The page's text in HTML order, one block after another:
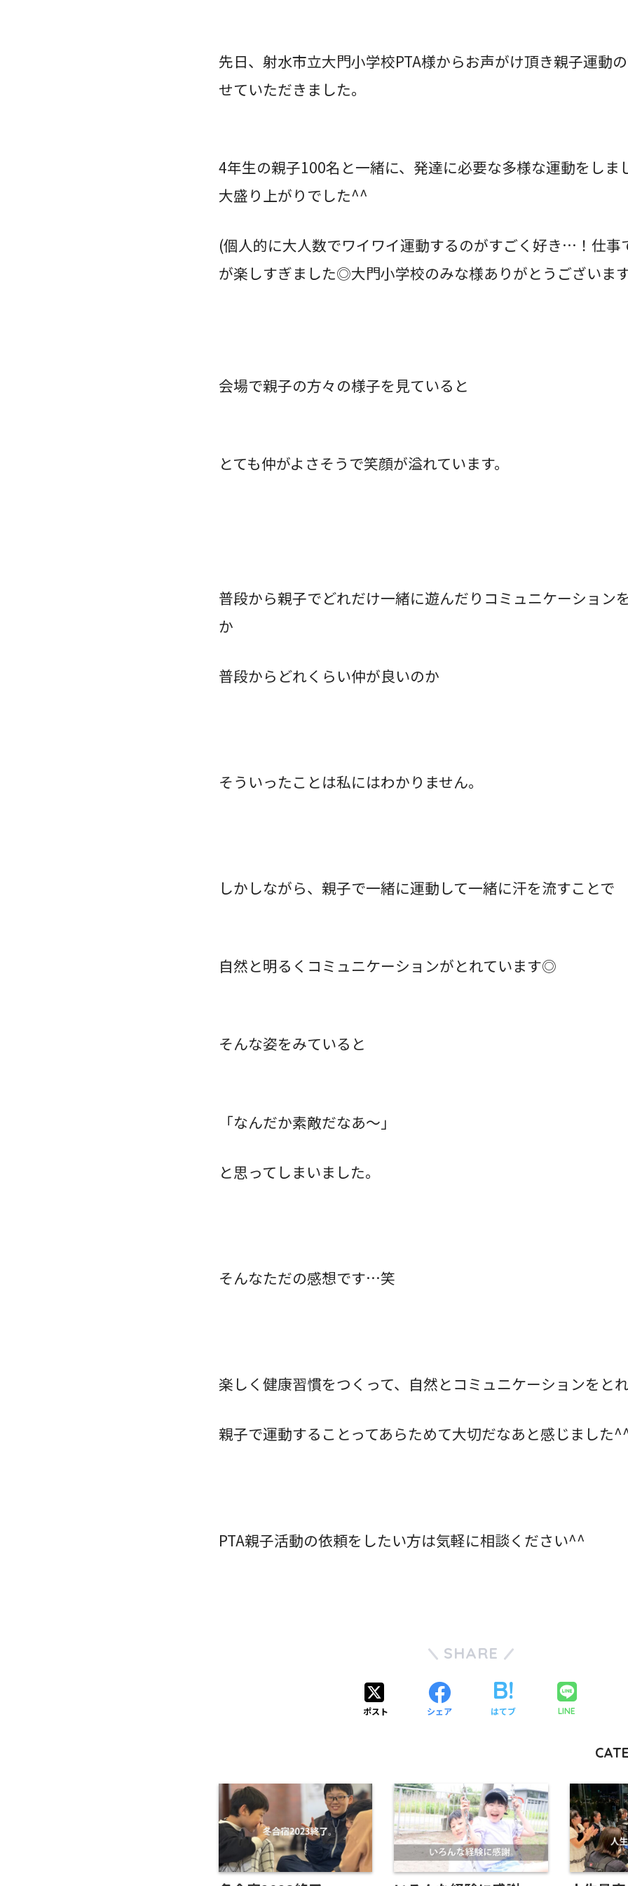
先日、射水市立大門小学校PTA様からお声がけ頂き親子運動
せていただきました。
4年生の親子100名と一緒に、発達に必要な多様な運動をしま
大盛り上がりでした^^
(個人的に大人数でワイワイ運動するのがすごく好き…！仕事
が楽しすぎました◎大門小学校のみな様ありがとうございま
会場で親子の方々の様子を見ていると
とても仲がよさそうで笑顔が溢れています。
普段から親子でどれだけ一緒に遊んだりコミュニケーション
か
普段からどれくらい仲が良いのか
そういったことは私にはわかりません。
しかしながら、親子で一緒に運動して一緒に汗を流すことで
自然と明るくコミュニケーションがとれています◎
そんな姿をみていると
「なんだか素敵だなあ～」
と思ってしまいました。
そんなただの感想です…笑
楽しく健康習慣をつくって、自然とコミュニケーションをとれ
親子で運動することってあらためて大切だなあと感じました
PTA親子活動の依頼をしたい方は気軽に相談ください^^
SHARE
ポスト シェア はてブ LINE